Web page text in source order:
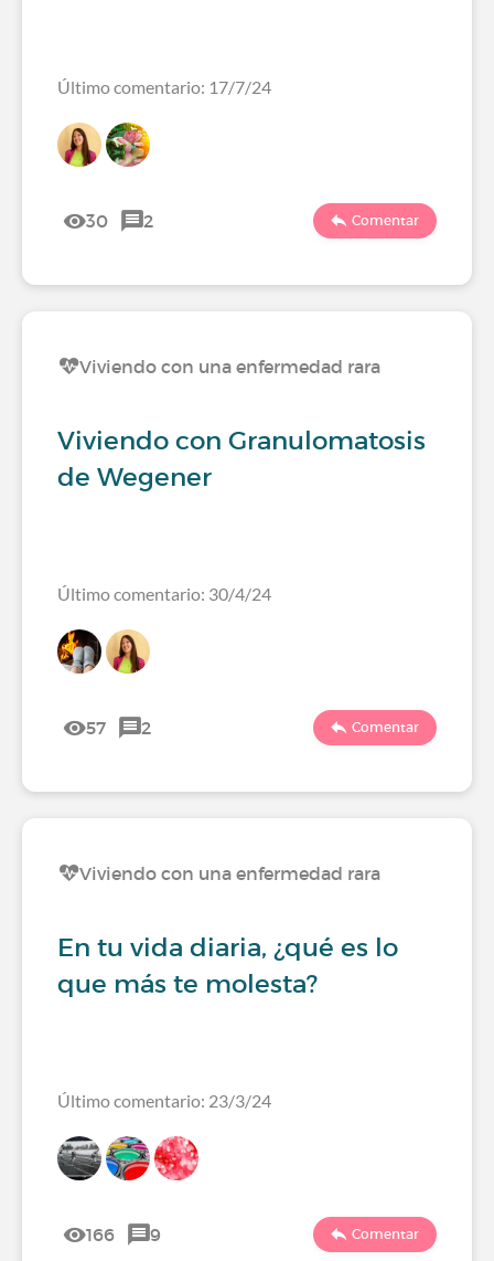
Último comentario: 17/7/24
30 2 Comentar
Viviendo con una enfermedad rara
Viviendo con Granulomatosis
de Wegener
Último comentario: 30/4/24
57 2 Comentar
Viviendo con una enfermedad rara
En tu vida diaria, ¿qué es lo
que más te molesta?
Último comentario: 23/3/24
166 9 Comentar